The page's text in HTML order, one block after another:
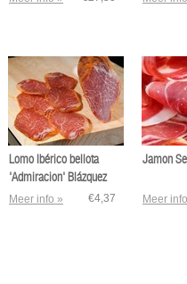
Lomo Ibérico bellota
'Admiracion' Blázquez
Meer info » €4,37
Jamon
Meer